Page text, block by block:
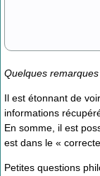
Quelques
Il est étonnant de
informations
En somme, il est
est dans le «
Petites questions